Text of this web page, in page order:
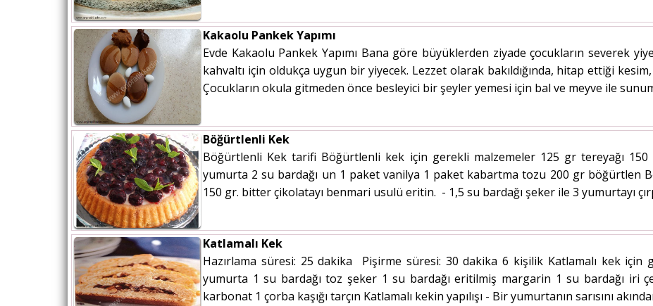
Kakaolu Pankek Yapımı
Evde Kakaolu Pankek Yapımı Bana göre büyüklerden ziyade çocukların severek
kahvaltı için oldukça uygun bir yiyecek. Lezzet olarak bakıldığında, hitap ettiği
Çocukların okula gitmeden önce besleyici bir şeyler yemesi için bal ve meyve ile
Böğürtlenli Kek
Böğürtlenli Kek tarifi Böğürtlenli kek için gerekli malzemeler 125 gr tereyağı
yumurta 2 su bardağı un 1 paket vanilya 1 paket kabartma tozu 200 gr böğürtlen
150 gr. bitter çikolatayı benmari usulü eritin. - 1,5 su bardağı şeker ile 3 yumurtayı
Katlamalı Kek
Hazırlama süresi: 25 dakika Pişirme süresi: 30 dakika 6 kişilik Katlamalı kek için
yumurta 1 su bardağı toz şeker 1 su bardağı eritilmiş margarin 1 su bardağı iri
karbonat 1 çorba kaşığı tarçın Katlamalı kekin yapılışı - Bir yumurtanın sarısını